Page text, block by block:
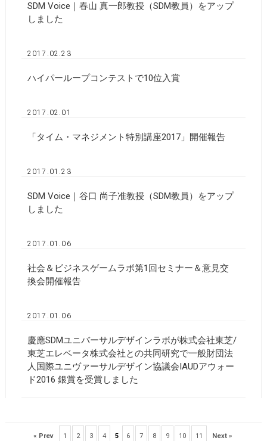
SDM Voice｜春山 真一郎教授（SDM教員）をアップ
しました
2017.02.23
ハイパーループコンテストで10位入賞
2017.02.01
「タイム・マネジメント特別講座2017」開催報告
2017.01.23
SDM Voice｜谷口 尚子准教授（SDM教員）をアップ
しました
2017.01.06
社会＆ビジネスゲームラボ第1回セミナー＆意見交
換会開催報告
2017.01.06
慶應SDMユニバーサルデザインラボが株式会社東芝/
東芝エレベータ株式会社との共同研究で一般財団法
人国際ユニヴァーサルデザイン協議会IAUDアウォー
ド2016 銀賞を受賞しました
« Prev 1 2 3 4 5 6 7 8 9 10 11 Next »